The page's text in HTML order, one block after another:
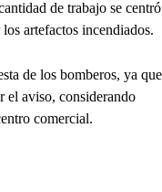
de trabajo se centró
artefactos incendiados.
de los bomberos, ya que
el aviso, considerando
comercial.